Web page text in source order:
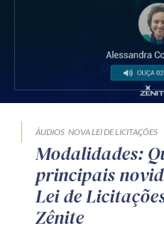
ÁUDIOS NOVA LEI DE LICITAÇÕES
Modalidades:
principais
Lei de
Zênite